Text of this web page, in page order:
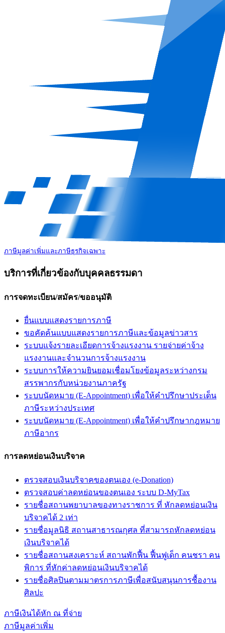
ภาษีมูลค่าเพิ่มและภาษีธุรกิจเฉพาะ
บริการที่เกี่ยวข้องกับบุคคลธรรมดา
การจดทะเบียน/สมัคร/ขออนุมัติ
ยื่นแบบแสดงรายการภาษี
ขอคัดค้นแบบแสดงรายการภาษีและข้อมูลข่าวสาร
ระบบแจ้งรายละเอียดการจ้างแรงงาน รายจ่ายค่าจ้าง
แรงงานและจำนวนการจ้างแรงงาน
ระบบการให้ความยินยอมเชื่อมโยงข้อมูลระหว่างกรม
สรรพากรกับหน่วยงานภาครัฐ
ระบบนัดหมาย (E-Appointment) เพื่อให้คำปรึกษาประเด็น
ภาษีระหว่างประเทศ
ระบบนัดหมาย (E-Appointment) เพื่อให้คำปรึกษากฎหมาย
ภาษีอากร
การลดหย่อนเงินบริจาค
ตรวจสอบเงินบริจาคของตนเอง (e-Donation)
ตรวจสอบค่าลดหย่อนของตนเอง ระบบ D-MyTax
รายชื่อสถานพยาบาลของทางราชการ ที่ หักลดหย่อนเงิน
บริจาคได้ 2 เท่า
รายชื่อมูลนิธิ สถานสาธารณกุศล ที่สามารถหักลดหย่อน
เงินบริจาคได้
รายชื่อสถานสงเคราะห์ สถานพักฟื้น ฟื้นฟูเด็ก คนชรา คน
พิการ ที่หักค่าลดหย่อนเงินบริจาคได้
รายชื่อศิลปินตามมาตรการภาษีเพื่อสนับสนุนการซื้องาน
ศิลปะ
ภาษีเงินได้หัก ณ ที่จ่าย
ภาษีมูลค่าเพิ่ม